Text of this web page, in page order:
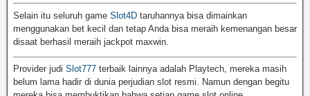
Selain itu seluruh game Slot4D taruhannya bisa dimainkan
menggunakan bet kecil dan tetap Anda bisa meraih kemenangan besar
disaat berhasil meraih jackpot maxwin.
Provider judi Slot777 terbaik lainnya adalah Playtech, mereka masih
belum lama hadir di dunia perjudian slot resmi. Namun dengan begitu